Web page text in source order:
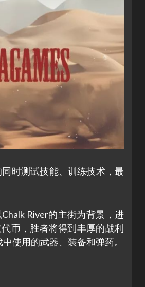
时测试技能、训练技术，最
River的主街为背景，进
币，胜者将得到丰厚的战利
使用的武器、装备和弹药。